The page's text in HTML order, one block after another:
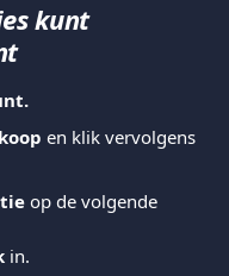
kunt
en klik vervolgens
op de volgende
in.